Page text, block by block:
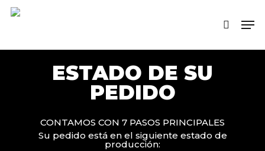
Skip
search
ESTADO DE SU
PEDIDO
CONTAMOS CON 7 PASOS PRINCIPALES
Su pedido está en el siguiente estado de
producción: